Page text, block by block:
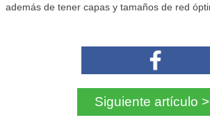
además de tener capas y tamaños de red
Siguiente artículo